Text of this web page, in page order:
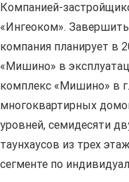
Компанией-
«Ингеоком».
компания планирует в
«Мишино» в
комплекс «Мишино» в
многоквартирных
уровней, семидесяти
таунхаусов из трех
сегменте по